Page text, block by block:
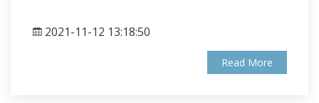
2021-11-12 13:18:50
Read More